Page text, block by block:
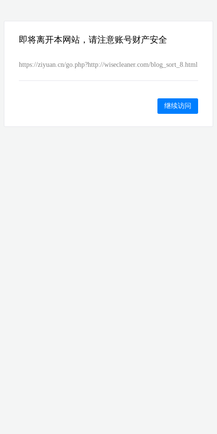
即将离开本网站，请注意账号财产安全
https://ziyuan.cn/go.php?http://wisecleaner.com/blog_sort_8.html
继续访问